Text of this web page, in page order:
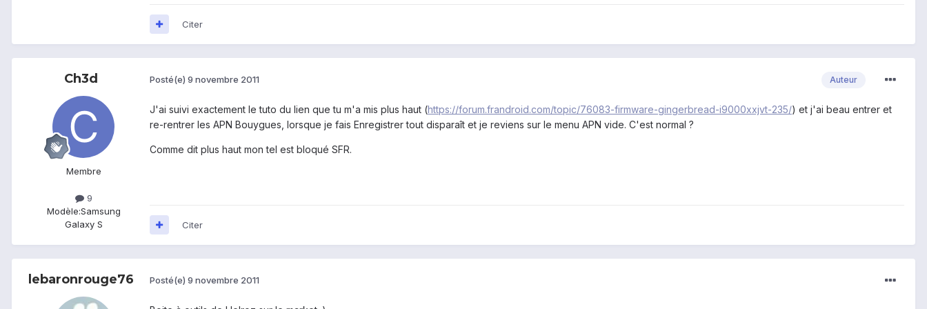
Citer
Ch3d
Membre
9
Modèle:Samsung
Galaxy S
Auteur
Posté(e) 9 novembre 2011
J'ai suivi exactement le tuto du lien que tu m'a mis plus haut (https://forum.frandroid.com/topic/76083-firmware-gingerbread-i9000xxjvt-235/) et j'ai beau entrer et
re-rentrer les APN Bouygues, lorsque je fais Enregistrer tout disparaît et je reviens sur le menu APN vide. C'est normal ?
Comme dit plus haut mon tel est bloqué SFR.
Citer
lebaronrouge76 Posté(e) 9 novembre 2011